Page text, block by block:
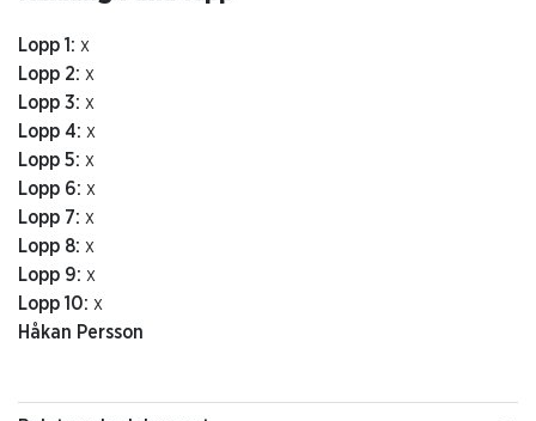
Lopp 1: x
Lopp 2: x
Lopp 3: x
Lopp 4: x
Lopp 5: x
Lopp 6: x
Lopp 7: x
Lopp 8: x
Lopp 9: x
Lopp 10: x
Håkan Persson